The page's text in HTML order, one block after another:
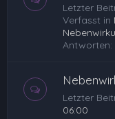
Letzter
Verfasst in
Antworten:
Letzter
06:00